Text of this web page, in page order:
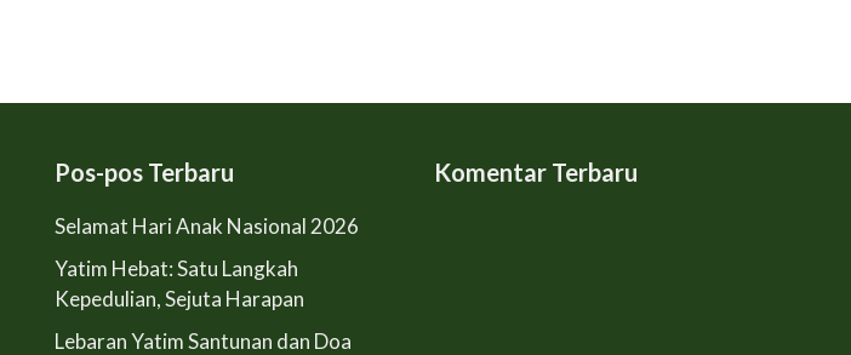
Pos-pos Terbaru
Selamat Hari Anak Nasional 2026
Yatim Hebat: Satu Langkah
Kepedulian, Sejuta Harapan
Lebaran Yatim Santunan dan Doa
Komentar Terbaru